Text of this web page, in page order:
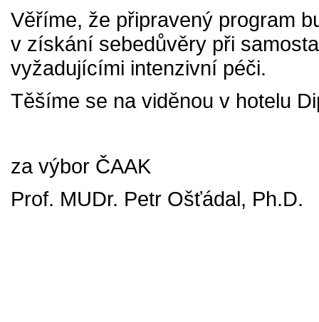
Věříme, že připravený program
v získání sebedůvěry při
vyžadujícími intenzivní péči.
Těšíme se na viděnou v hotelu
za výbor ČAAK
Prof. MUDr. Petr Ošťádal, Ph.D.